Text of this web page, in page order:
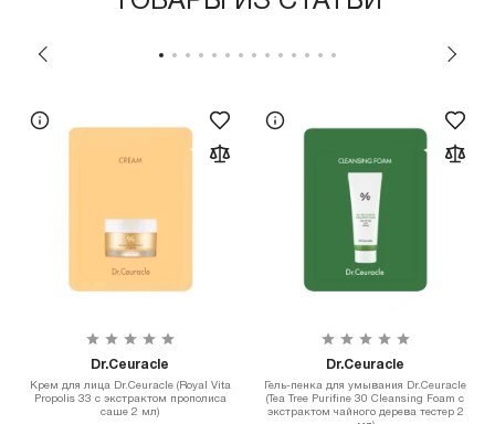
Dr.Ceuracle
Крем для лица Dr.Ceuracle (Royal Vita
Propolis 33 с экстрактом прополиса
саше 2 мл)
Dr.Ceuracle
Гель-пенка для умывания Dr.Ceuracle
(Tea Tree Purifine 30 Cleansing Foam с
экстрактом чайного дерева тестер 2